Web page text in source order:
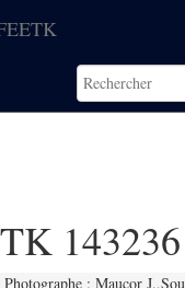
143236
Photographe : Maucor